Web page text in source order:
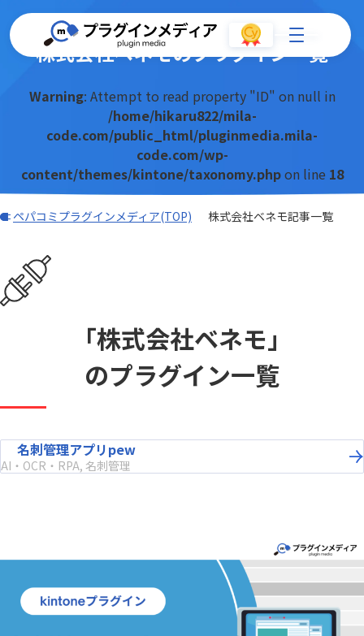
株式会社ベネモのプラグイン一覧
Warning: Attempt to read property "ID" on null in
/home/hikaru822/mila-
code.com/public_html/pluginmedia.mila-
code.com/wp-
content/themes/kintone/taxonomy.phpon line 18
ペパコミプラグインメディア(TOP) 株式会社ベネモ記事一覧
「株式会社ベネモ」
のプラグイン一覧
名刺管理アプリpew
AI・OCR・RPA, 名刺管理